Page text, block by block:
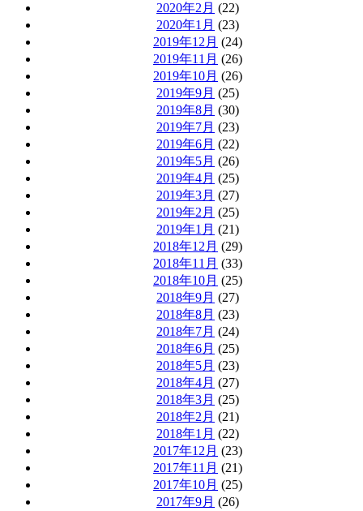
2020年2月 (22)
2020年1月 (23)
2019年12月 (24)
2019年11月 (26)
2019年10月 (26)
2019年9月 (25)
2019年8月 (30)
2019年7月 (23)
2019年6月 (22)
2019年5月 (26)
2019年4月 (25)
2019年3月 (27)
2019年2月 (25)
2019年1月 (21)
2018年12月 (29)
2018年11月 (33)
2018年10月 (25)
2018年9月 (27)
2018年8月 (23)
2018年7月 (24)
2018年6月 (25)
2018年5月 (23)
2018年4月 (27)
2018年3月 (25)
2018年2月 (21)
2018年1月 (22)
2017年12月 (23)
2017年11月 (21)
2017年10月 (25)
2017年9月 (26)